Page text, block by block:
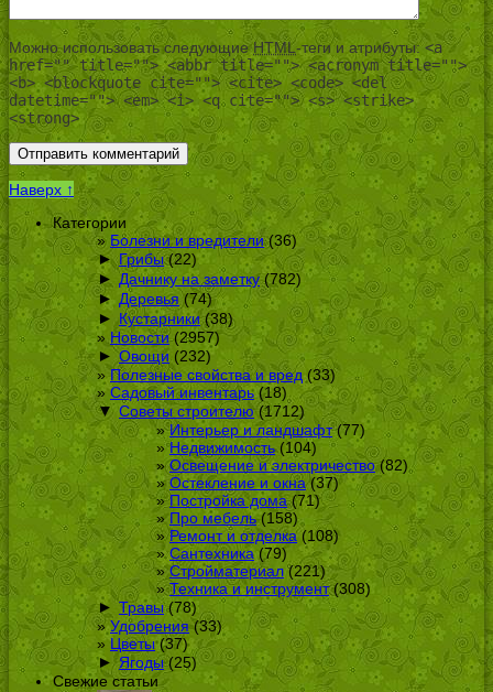
Можно использовать следующиеHTML-теги и атрибуты:<a
href="" title=""> <abbr title=""> <acronym title="">
<b> <blockquote cite=""> <cite> <code> <del
datetime=""> <em> <i> <q cite=""> <s> <strike>
<strong>
Наверх ↑
Категории
Болезни и вредители(36)
► Грибы(22)
► Дачнику на заметку(782)
► Деревья(74)
► Кустарники(38)
Новости(2957)
► Овощи (232)
Полезные свойства и вред(33)
Садовый инвентарь(18)
▼ Советы строителю(1712)
Интерьер и ландшафт(77)
Недвижимость(104)
Освещение и электричество(82)
Остекление и окна(37)
Постройка дома(71)
Про мебель(158)
Ремонт и отделка(108)
Сантехника (79)
Стройматериал(221)
Техника и инструмент(308)
► Травы(78)
Удобрения(33)
Цветы(37)
► Ягоды(25)
Свежие статьи